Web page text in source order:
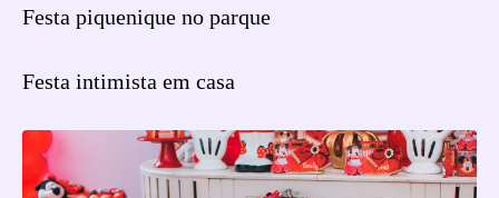
Festa piquenique no parque
Festa intimista em casa